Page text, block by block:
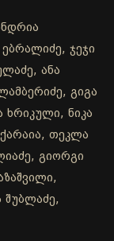
ჯეჯი
ანა
გიგა
ხრიკული, ნიკა
თეკლა
გიორგი
შუბლაძე,